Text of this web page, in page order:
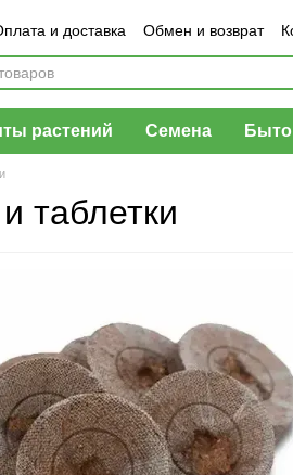
и доставка Обмен и возврат
соглашение
Отзывы о
растений Семена
таблетки